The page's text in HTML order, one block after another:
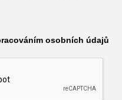
osobních údajů